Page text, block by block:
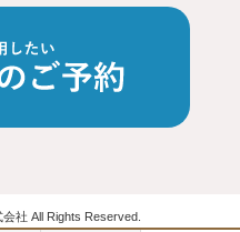
社 All Rights Reserved.